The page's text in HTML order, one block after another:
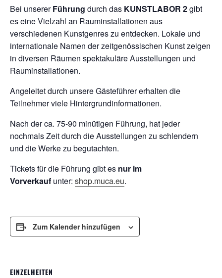
Bei unsererFührung durch das KUNSTLABOR 2gibt
es eine Vielzahl an Rauminstallationen aus
verschiedenen Kunstgenres zu entdecken. Lokale und
internationale Namen der zeitgenössischen Kunst zeigen
in diversen Räumen spektakuläre Ausstellungen und
Rauminstallationen.
Angeleitet durch unsere Gästeführer erhalten die
Teilnehmer viele Hintergrundinformationen.
Nach der ca. 75-90 minütigen Führung, hat jeder
nochmals Zeit durch die Ausstellungen zu schlendern
und die Werke zu begutachten.
Tickets für die Führung gibt es nur im
Vorverkauf unter: shop.muca.eu.
Zum Kalender hinzufügen
EINZELHEITEN